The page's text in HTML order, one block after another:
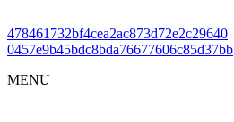
478461732bf4cea2ac873d72e2c29640
0457e9b45bdc8bda76677606c85d37bb
MENU